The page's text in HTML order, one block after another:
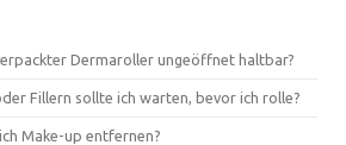
Dermaroller ungeöffnet haltbar?
Fillern sollte ich warten, bevor ich rolle?
Make-up entfernen?